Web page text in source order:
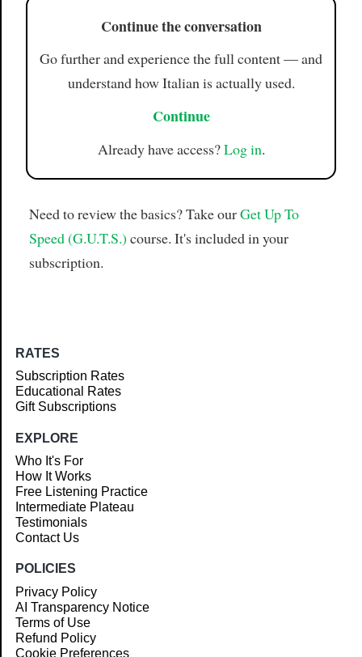
Continue the conversation
Go further and experience the full content — and
understand how Italian is actually used.
Continue
Already have access?Log in.
Need to review the basics? Take ourGet Up To
Speed (G.U.T.S.) course. It's included in your
subscription.
RATES
Subscription Rates
Educational Rates
Gift Subscriptions
EXPLORE
Who It's For
How It Works
Free Listening Practice
Intermediate Plateau
Testimonials
Contact Us
POLICIES
Privacy Policy
AI Transparency Notice
Terms of Use
Refund Policy
Cookie Preferences